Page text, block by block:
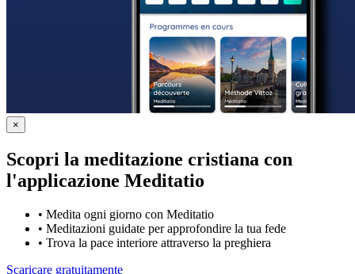
×
Scopri la meditazione cristiana con
l'applicazione Meditatio
• Medita ogni giorno con Meditatio
• Meditazioni guidate per approfondire la tua fede
• Trova la pace interiore attraverso la preghiera
Scaricare gratuitamente